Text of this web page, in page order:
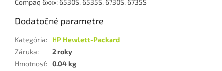
Compaq 6xxx: 6530S, 6535S, 6730S, 6735S
Dodatočné parametre
Kategória:
HP Hewlett-Packard
Záruka:
2 roky
Hmotnosť: 0.04 kg